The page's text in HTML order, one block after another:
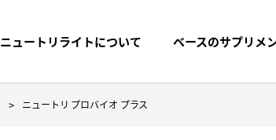
ニュートリライトについて ベースのサプリメ
ニュートリ プロバイオ プラス